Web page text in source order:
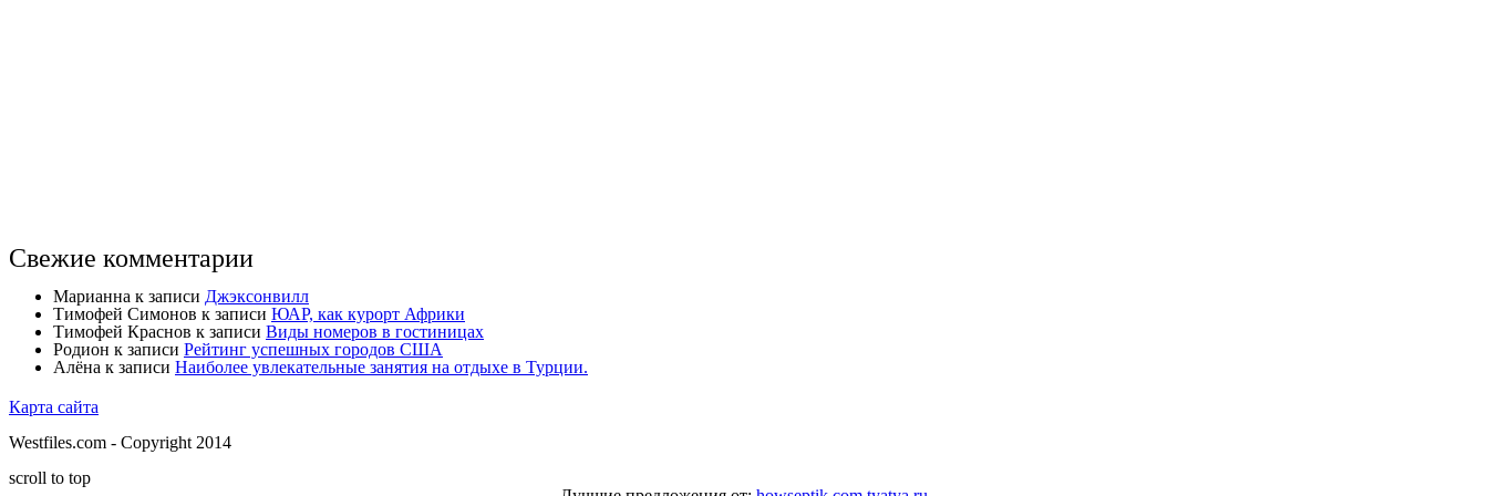
Свежие комментарии
Марианна к записи Джэксонвилл
Тимофей Симонов к записи ЮАР, как курорт Африки
Тимофей Краснов к записи Виды номеров в гостиницах
Родион к записи Рейтинг успешных городов США
Алёна к записи Наиболее увлекательные занятия на отдыхе в Турции.
Карта сайта
Westfiles.com - Copyright 2014
scroll to top